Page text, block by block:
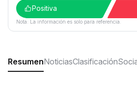
Positiva
Nota: La información es solo para referencia.
ResumenNoticiasClasificación